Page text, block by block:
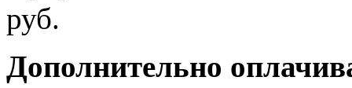
руб.
Дополнительно